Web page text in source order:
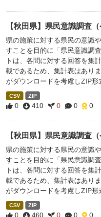
【秋田県】県民意識調査
県の施策に対する県民の意識
すことを目的に「県民意識調
トは、各問に対する回答を集
載であるため、集計表はあり
がダウンロードを考慮しZIP形
CSV ZIP
0 410 0 0 0
【秋田県】県民意識調査
県の施策に対する県民の意識
すことを目的に「県民意識調
トは、各問に対する回答を集
載であるため、集計表はあり
がダウンロードを考慮しZIP形
CSV ZIP
0 460 0 0 0